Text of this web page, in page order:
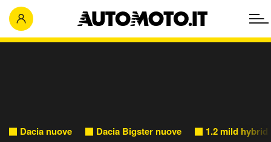
Dacia nuove Dacia Bigster nuove 1.2 mild